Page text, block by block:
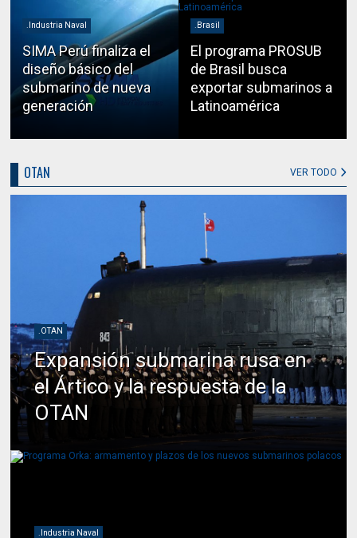
.Industria Naval
SIMA Perú finaliza el
diseño básico del
submarino de nueva
generación
.Brasil
El programa PROSUB
de Brasil busca
exportar submarinos a
Latinoamérica
OTAN VER TODO
.OTAN
Expansión submarina rusa en
el Ártico y la respuesta de la
OTAN
.Industria Naval